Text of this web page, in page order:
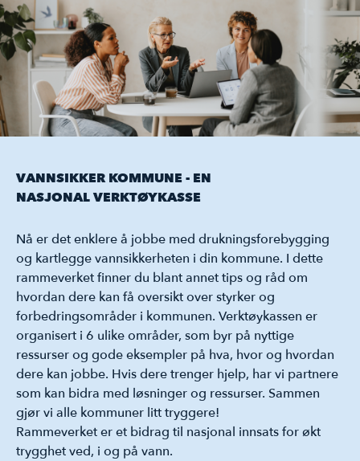
VANNSIKKER KOMMUNE - EN
NASJONAL VERKTØYKASSE
Nå er det enklere å jobbe med drukningsforebygging
og kartlegge vannsikkerheten i din kommune. I dette
rammeverket finner du blant annet tips og råd om
hvordan dere kan få oversikt over styrker og
forbedringsområder i kommunen. Verktøykassen er
organisert i 6 ulike områder, som byr på nyttige
ressurser og gode eksempler på hva, hvor og hvordan
dere kan jobbe. Hvis dere trenger hjelp, har vi partnere
som kan bidra med løsninger og ressurser. Sammen
gjør vi alle kommuner litt tryggere!
Rammeverket er et bidrag til nasjonal innsats for økt
trygghet ved, i og på vann.